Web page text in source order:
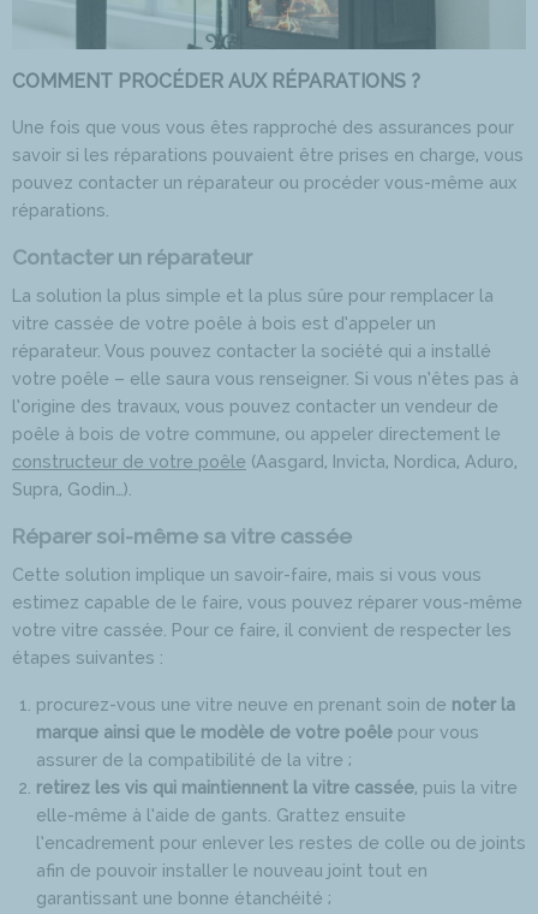
COMMENT PROCÉDER AUX RÉPARATIONS ?
Une fois que vous vous êtes rapproché des assurances pour
savoir si les réparations pouvaient être prises en charge, vous
pouvez contacter un réparateur ou procéder vous-même aux
réparations.
Contacter un réparateur
La solution la plus simple et la plus sûre pour remplacer la
vitre cassée de votre poêle à bois est d’appeler un
réparateur. Vous pouvez contacter la société qui a installé
votre poêle – elle saura vous renseigner. Si vous n’êtes pas à
l’origine des travaux, vous pouvez contacter un vendeur de
poêle à bois de votre commune, ou appeler directement le
constructeur de votre poêle (Aasgard, Invicta, Nordica, Aduro,
Supra, Godin…).
Réparer soi-même sa vitre cassée
Cette solution implique un savoir-faire, mais si vous vous
estimez capable de le faire, vous pouvez réparer vous-même
votre vitre cassée. Pour ce faire, il convient de respecter les
étapes suivantes :
procurez-vous une vitre neuve en prenant soin de noter la
marque ainsi que le modèle de votre poêle pour vous
assurer de la compatibilité de la vitre ;
retirez les vis qui maintiennent la vitre cassée, puis la vitre
elle-même à l’aide de gants. Grattez ensuite
l’encadrement pour enlever les restes de colle ou de joints
afin de pouvoir installer le nouveau joint tout en
garantissant une bonne étanchéité ;